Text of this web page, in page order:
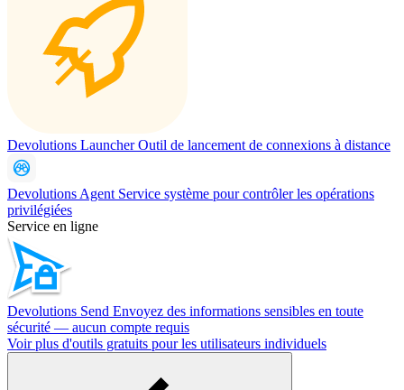
Devolutions LauncherOutil de lancement de connexions à distance
Devolutions Agent Service système pour contrôler les opérations
privilégiées
Service en ligne
Devolutions Send Envoyez des informations sensibles en toute
sécurité — aucun compte requis
Voir plus d'outils gratuits pour les utilisateurs individuels